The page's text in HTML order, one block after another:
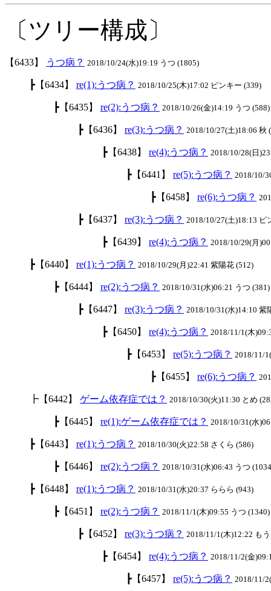
〔ツリー構成〕
【6433】 うつ病？ 2018/10/24(水)19:19 うつ (1805)
┣【6434】 re(1):うつ病？ 2018/10/25(木)17:02 ピンキー (339)
┣【6435】 re(2):うつ病？ 2018/10/26(金)14:19 うつ (588)
┣【6436】 re(3):うつ病？ 2018/10/27(土)18:06 秋
┣【6438】 re(4):うつ病？ 2018/10/28(日
┣【6441】 re(5):うつ病？ 2018/10/
┣【6458】 re(6):うつ病？
┣【6437】 re(3):うつ病？ 2018/10/27(土)18:13 ピ
┣【6439】 re(4):うつ病？ 2018/10/29(月
┣【6440】 re(1):うつ病？ 2018/10/29(月)22:41 紫陽花 (512)
┣【6444】 re(2):うつ病？ 2018/10/31(水)06:21 うつ (381)
┣【6447】 re(3):うつ病？ 2018/10/31(水)14:10 紫
┣【6450】 re(4):うつ病？ 2018/11/1(木
┣【6453】 re(5):うつ病？ 2018/11/
┣【6455】 re(6):うつ病？
┣【6442】 ゲーム依存症では？ 2018/10/30(火)11:30 とめ
┣【6445】 re(1):ゲーム依存症では？ 2018/10/31(水
┣【6443】 re(1):うつ病？ 2018/10/30(火)22:58 さくら (586)
┣【6446】 re(2):うつ病？ 2018/10/31(水)06:43 うつ
┣【6448】 re(1):うつ病？ 2018/10/31(水)20:37 ららら (943)
┣【6451】 re(2):うつ病？ 2018/11/1(木)09:55 うつ (1340)
┣【6452】 re(3):うつ病？ 2018/11/1(木)12:22 も
┣【6454】 re(4):うつ病？ 2018/11/2(金
┣【6457】 re(5):うつ病？ 2018/11/